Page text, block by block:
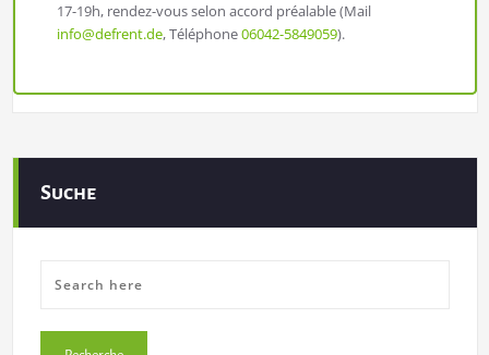
17-19h, rendez-vous selon accord préalable (Mail
info@defrent.de, Téléphone06042-5849059).
Suche